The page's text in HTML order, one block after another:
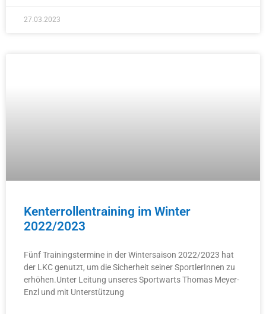
27.03.2023
Kenterrollentraining im Winter
2022/2023
Fünf Trainingstermine in der Wintersaison 2022/2023 hat
der LKC genutzt, um die Sicherheit seiner SportlerInnen zu
erhöhen.Unter Leitung unseres Sportwarts Thomas Meyer-
Enzl und mit Unterstützung